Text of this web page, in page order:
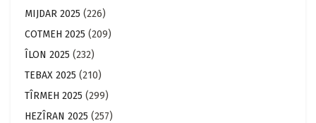
MIJDAR 2025 (226)
COTMEH 2025 (209)
ÎLON 2025 (232)
TEBAX 2025 (210)
TÎRMEH 2025 (299)
HEZÎRAN 2025 (257)